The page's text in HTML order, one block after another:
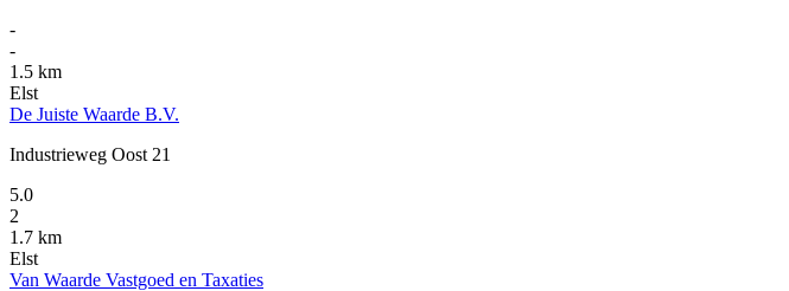
-
-
1.5 km
Elst
De Juiste Waarde B.V.
Industrieweg Oost 21
5.0
2
1.7 km
Elst
Van Waarde Vastgoed en Taxaties